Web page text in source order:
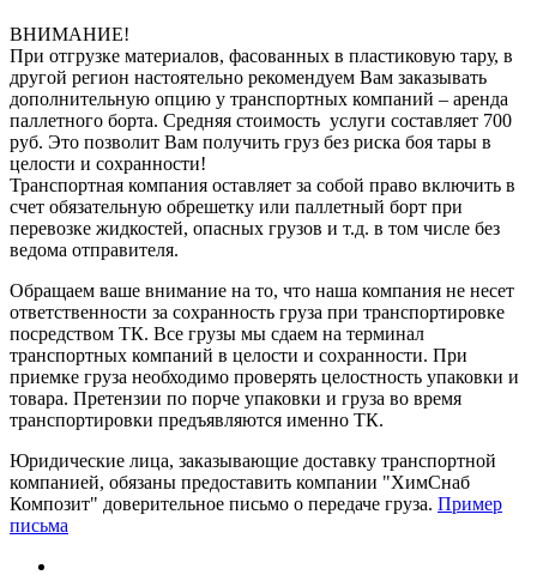
ВНИМАНИЕ!
При отгрузке материалов, фасованных в пластиковую тару, в
другой регион настоятельно рекомендуем Вам заказывать
дополнительную опцию у транспортных компаний – аренда
паллетного борта. Средняя стоимость услуги составляет 700
руб. Это позволит Вам получить груз без риска боя тары в
целости и сохранности!
Транспортная компания оставляет за собой право включить в
счет обязательную обрешетку или паллетный борт при
перевозке жидкостей, опасных грузов и т.д. в том числе без
ведома отправителя.
Обращаем ваше внимание на то, что наша компания не несет
ответственности за сохранность груза при транспортировке
посредством ТК. Все грузы мы сдаем на терминал
транспортных компаний в целости и сохранности. При
приемке груза необходимо проверять целостность упаковки и
товара. Претензии по порче упаковки и груза во время
транспортировки предъявляются именно ТК.
Юридические лица, заказывающие доставку транспортной
компанией, обязаны предоставить компании "ХимСнаб
Композит" доверительное письмо о передаче груза. Пример
письма